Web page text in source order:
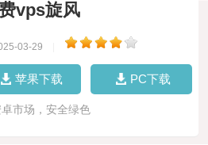
vps旋风
03-29
苹果下载 PC下载
市场，安全绿色